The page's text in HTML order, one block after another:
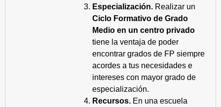
Especialización. Realizar un
Ciclo Formativo de Grado
Medio en un centro privado
tiene la ventaja de poder
encontrar grados de FP siempre
acordes a tus necesidades e
intereses con mayor grado de
especialización.
Recursos. En una escuela